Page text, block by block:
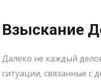
Взыскание
Далеко не каждый
ситуации, связанные с